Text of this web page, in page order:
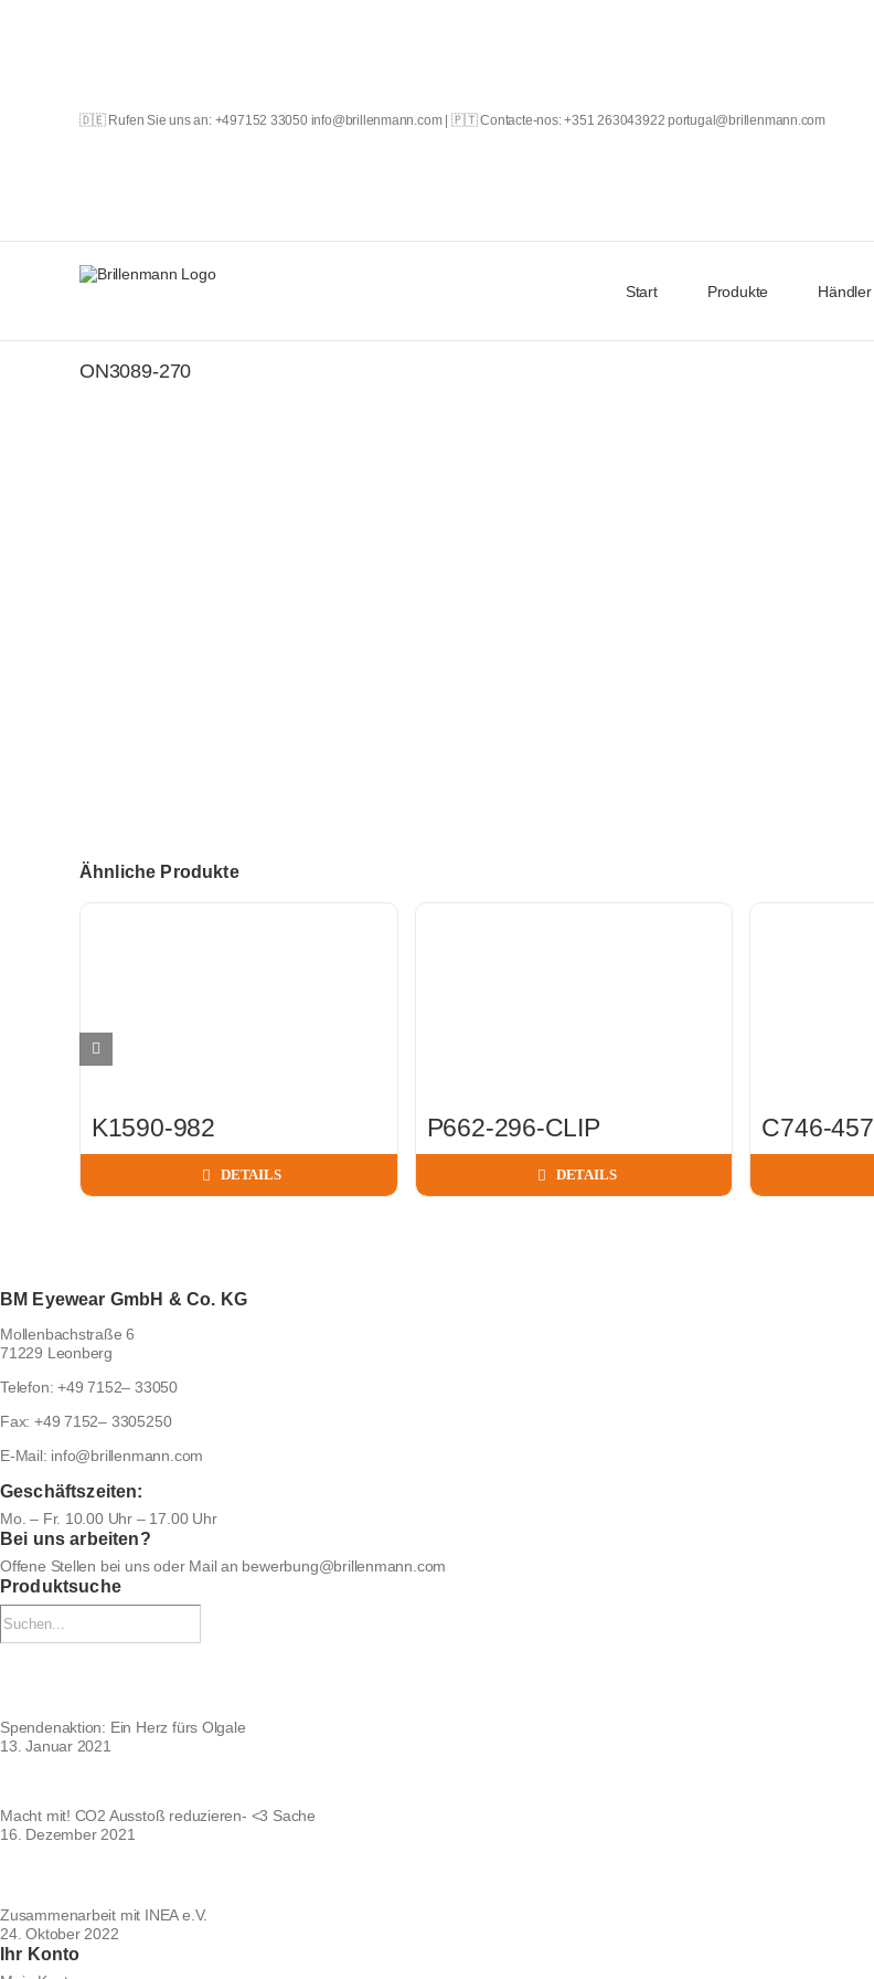
🇩🇪 Rufen Sie uns an: +497152 33050 info@brillenmann.com | 🇵🇹 Contacte-nos: +351 263043922 portugal@brillenmann.com
Start Produkte Händler
ON3089-270
Ähnliche Produkte
K1590-982
DETAILS
P662-296-CLIP
DETAILS
C746-457
BM Eyewear GmbH & Co. KG
Mollenbachstraße 6
71229 Leonberg
Telefon:+49 7152– 33050
Fax: +49 7152– 3305250
E-Mail: info@brillenmann.com
Geschäftszeiten:
Mo. – Fr. 10.00 Uhr – 17.00 Uhr
Bei uns arbeiten?
Offene Stellen bei unsoder Mail an bewerbung@brillenmann.com
Produktsuche
Spendenaktion: Ein Herz fürs Olgale
13. Januar 2021
Macht mit! CO2 Ausstoß reduzieren- <3 Sache
16. Dezember 2021
Zusammenarbeit mit INEA e.V.
24. Oktober 2022
Ihr Konto